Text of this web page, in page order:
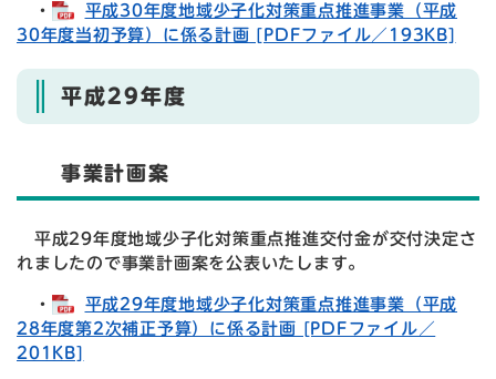
・
平成30年度地域少子化対策重点推進事業（平成
30年度当初予算）に係る計画 [PDFファイル／193KB]
平成29年度
事業計画案
平成29年度地域少子化対策重点推進交付金が交付決定さ
れましたので事業計画案を公表いたします。
・
平成29年度地域少子化対策重点推進事業（平成
28年度第2次補正予算）に係る計画 [PDFファイル／
201KB]